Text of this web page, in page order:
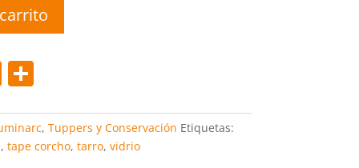
Pi
er
e
C
m
p
, Tuppers y Conservación Etiquetas:
, tape corcho, tarro, vidrio